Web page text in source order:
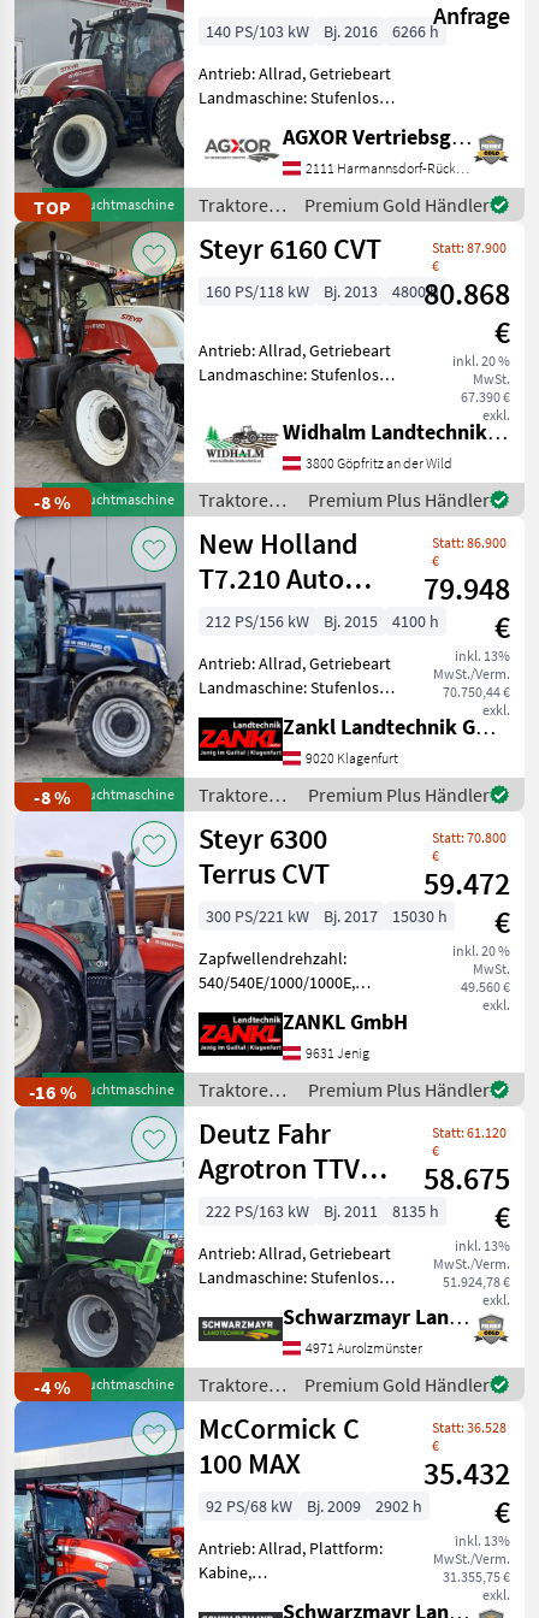
TOPGebrauchtmaschine
Anfrage
140 PS/103 kW Bj. 2016
6266 h
Antrieb: Allrad, Getriebeart
Landmaschine: Stufenloses
Höchstgeschwindigkeit in
km/h: 50 km/h, Oberlenker
hinten: hydraulisch,
Kreuzsteuerheb
AGXOR Vertriebsgesellschaft Ost GmbH
2111 Harmannsdorf-Rückersdorf
Traktoren
/ Steyr
Premium Gold Händler
-8 %Gebrauchtmaschine
Steyr 6160 CVT
Statt: 87.900
€
80.868
€
inkl. 20 %
MwSt.
67.390 €
exkl.
160 PS/118 kW Bj. 2013 4800 h
Antrieb: Allrad, Getriebeart
Landmaschine: Stufenloses
Zapfwellendrehzahl:
540/540E/1000,
Höchstgeschwindigkeit in
km/h: 50 km/h, Aufladung:
Widhalm Landtechnik GmbH
3800 Göpfritz an der Wild
Traktoren /
Steyr
Premium Plus Händler
-8 %Gebrauchtmaschine
New Holland
T7.210 Auto
Command
Statt: 86.900
€
79.948
€
inkl. 13%
MwSt./Verm.
70.750,44 €
exkl.
212 PS/156 kW Bj. 2015
4100 h
Antrieb: Allrad, Getriebeart
Landmaschine: Stufenloses
Zapfwellendrehzahl:
540E/1000/1000E,
Höchstgeschwindigkeit in
km/h: 50 km/h, Aufladung
Zankl Landtechnik GmbH
9020 Klagenfurt
Traktoren /
New
Holland
Premium Plus Händler
-16 %Gebrauchtmaschine
Steyr 6300
Terrus CVT
Statt: 70.800
€
59.472
€
inkl. 20 %
MwSt.
49.560 €
exkl.
300 PS/221 kW Bj. 2017
15030 h
Zapfwellendrehzahl:
540/540E/1000/1000E,
Ladeluftkühlung,
Höchstgeschwindigkeit in
km/h: 50 km/h, Getriebeart
Landmaschine: Stufenloses
Getrie
ZANKL GmbH
9631 Jenig
Traktoren /
Steyr
Premium Plus Händler
-4 %Gebrauchtmaschine
Deutz Fahr
Agrotron TTV
630
Statt: 61.120
€
58.675
€
inkl. 13%
MwSt./Verm.
51.924,78 €
exkl.
222 PS/163 kW Bj. 2011
8135 h
Antrieb: Allrad, Getriebeart
Landmaschine: Stufenloses
Zapfwellendrehzahl:
540/540E/1000,
Höchstgeschwindigkeit in
km/h: 50 km/h, Aufladung:
Schwarzmayr Landtechnik GmbH - Aurolzmünster
4971 Aurolzmünster
Traktoren
/ Deutz
Fahr
Premium Gold Händler
McCormick C
100 MAX
Statt: 36.528
€
35.432
€
inkl. 13%
MwSt./Verm.
31.355,75 €
exkl.
92 PS/68 kW Bj. 2009
2902 h
Antrieb: Allrad, Plattform:
Kabine,
Schwarzmayr Landtechnik GmbH - Aurolzmünster